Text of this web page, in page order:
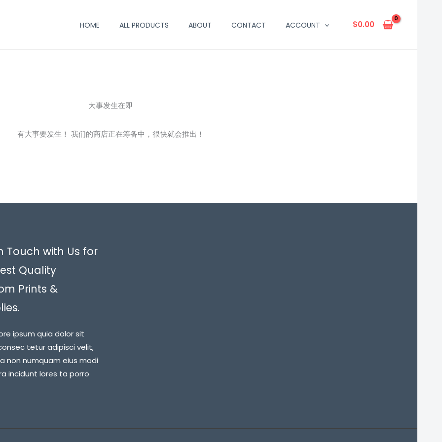
HOME ALL PRODUCTS ABOUT CONTACT ACCOUNT $0.00
大事发生在即
有大事要发生！ 我们的商店正在筹备中，很快就会推出！
Touch with Us for
Quality
Prints &
ipsum quia dolor sit
tetur adipisci velit,
non numquam eius modi
incidunt lores ta porro